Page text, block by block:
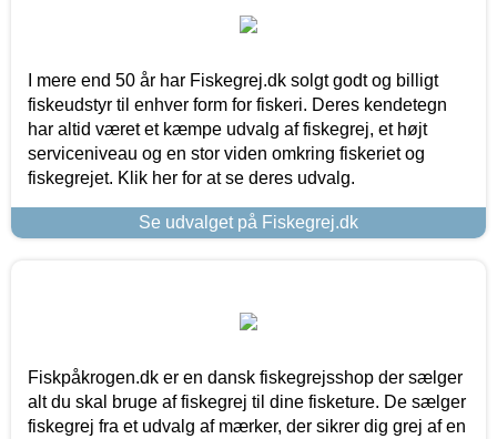
I mere end 50 år har Fiskegrej.dk solgt godt og billigt
fiskeudstyr til enhver form for fiskeri. Deres kendetegn
har altid været et kæmpe udvalg af fiskegrej, et højt
serviceniveau og en stor viden omkring fiskeriet og
fiskegrejet. Klik her for at se deres udvalg.
Se udvalget på Fiskegrej.dk
Fiskpåkrogen.dk er en dansk fiskegrejsshop der sælger
alt du skal bruge af fiskegrej til dine fisketure. De sælger
fiskegrej fra et udvalg af mærker, der sikrer dig grej af en